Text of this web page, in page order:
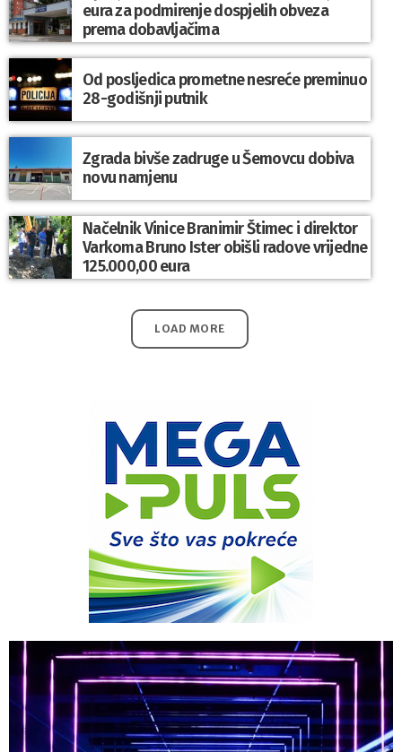
eura za podmirenje dospjelih obveza
prema dobavljačima
Od posljedica prometne nesreće preminuo
28-godišnji putnik
Zgrada bivše zadruge u Šemovcu dobiva
novu namjenu
Načelnik Vinice Branimir Štimec i direktor
Varkoma Bruno Ister obišli radove vrijedne
125.000,00 eura
LOAD MORE